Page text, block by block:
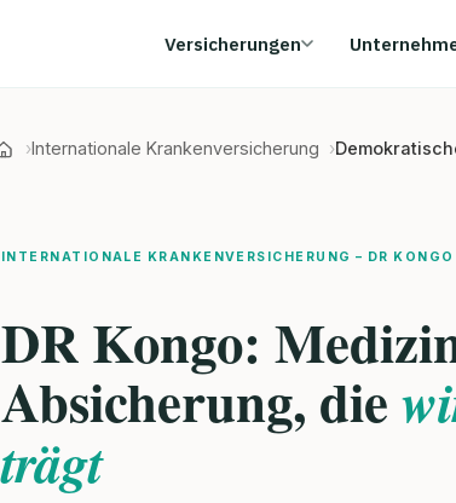
Versicherungen
Internationale Krankenversicherung
INTERNATIONALE KRANKENVERSICHERUNG – DR KONGO
DR Kongo:
Absicherung, die
trägt